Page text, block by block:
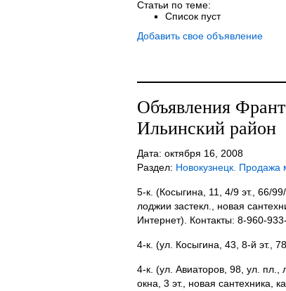
Статьи по теме:
Список пуст
Добавить свое объявление
Объявления
Ильинский район
Дата: октября 16, 2008
Раздел: Новокузнецк. Продажа
5-к. (Косыгина, 11, 4/9 эт., 66/
лоджии застекл., новая
Интернет). Контакты: 8-960-
4-к. (ул. Косыгина, 43, 8-й эт.,
4-к. (ул. Авиаторов, 98, ул. пл.,
окна, 3 эт., новая сантехника,